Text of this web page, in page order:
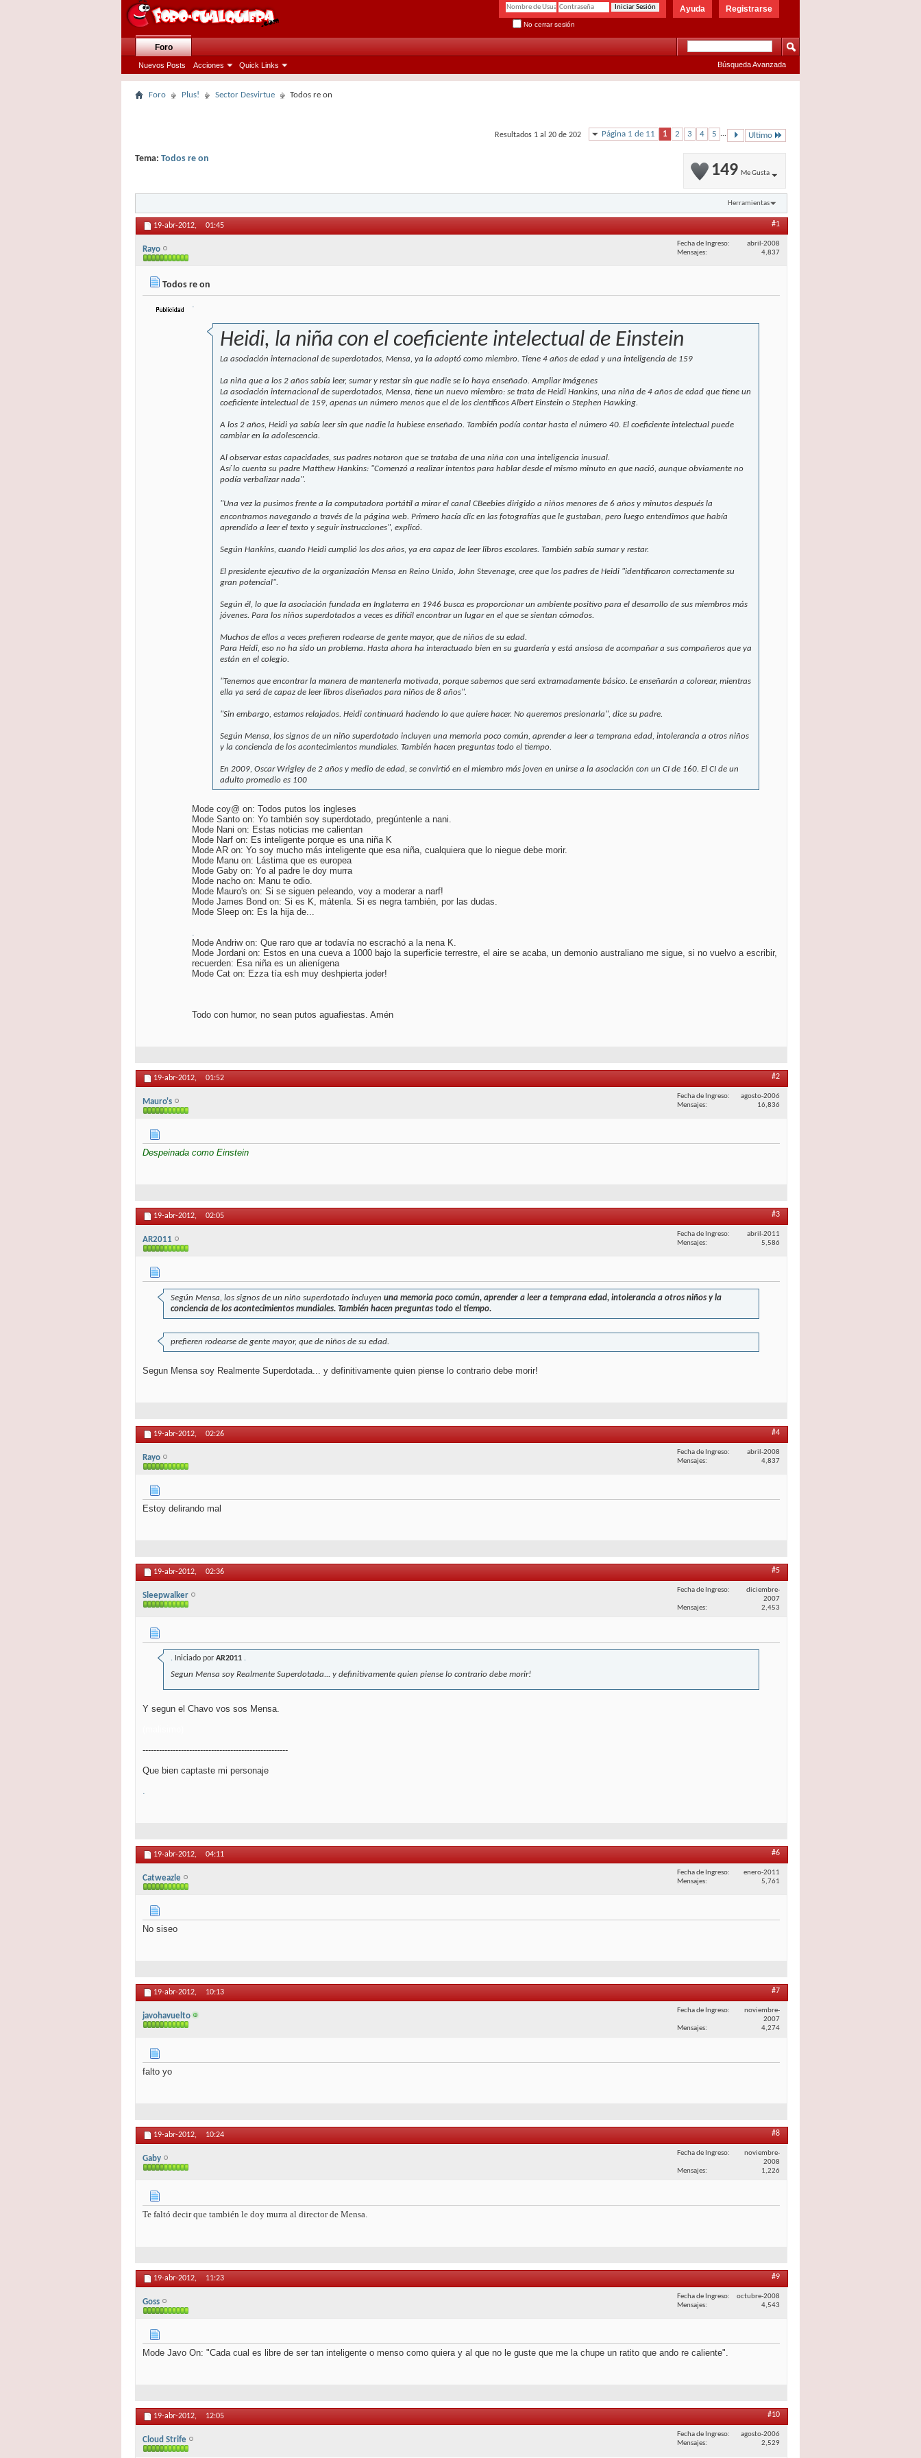
Registrarse
Ayuda
No cerrar sesión
Foro
Nuevos Posts Acciones Quick Links Búsqueda Avanzada
Foro Plus! Sector Desvirtue Todos re on
Página 1 de 11 1 2 3 4 5 ... Ultimo
Resultados 1 al 20 de 202
149 Me Gusta
Tema: Todos re on
Herramientas
19-abr-2012, 01:45 #1
Rayo
Fecha de Ingreso
abril-2008
Mensajes
4,837
Todos re on
.
Heidi, la niña con el coeficiente intelectual de Einstein
La asociación internacional de superdotados, Mensa, ya la adoptó como miembro. Tiene 4 años de edad y una inteligencia de 159
La niña que a los 2 años sabía leer, sumar y restar sin que nadie se lo haya enseñado. Ampliar Imágenes
La asociación internacional de superdotados, Mensa, tiene un nuevo miembro: se trata de Heidi Hankins, una niña de 4 años de edad que tiene un
coeficiente intelectual de 159, apenas un número menos que el de los científicos Albert Einstein o Stephen Hawking.
A los 2 años, Heidi ya sabía leer sin que nadie la hubiese enseñado. También podía contar hasta el número 40. El coeficiente intelectual puede
cambiar en la adolescencia.
Al observar estas capacidades, sus padres notaron que se trataba de una niña con una inteligencia inusual.
Así lo cuenta su padre Matthew Hankins: "Comenzó a realizar intentos para hablar desde el mismo minuto en que nació, aunque obviamente no
podía verbalizar nada".
"Una vez la pusimos frente a la computadora portátil a mirar el canal CBeebies dirigido a niños menores de 6 años y minutos después la
encontramos navegando a través de la página web. Primero hacía clic en las fotografías que le gustaban, pero luego entendimos que había
aprendido a leer el texto y seguir instrucciones", explicó.
Según Hankins, cuando Heidi cumplió los dos años, ya era capaz de leer libros escolares. También sabía sumar y restar.
El presidente ejecutivo de la organización Mensa en Reino Unido, John Stevenage, cree que los padres de Heidi "identificaron correctamente su
gran potencial".
Según él, lo que la asociación fundada en Inglaterra en 1946 busca es proporcionar un ambiente positivo para el desarrollo de sus miembros más
jóvenes. Para los niños superdotados a veces es difícil encontrar un lugar en el que se sientan cómodos.
Muchos de ellos a veces prefieren rodearse de gente mayor, que de niños de su edad.
Para Heidi, eso no ha sido un problema. Hasta ahora ha interactuado bien en su guardería y está ansiosa de acompañar a sus compañeros que ya
están en el colegio.
"Tenemos que encontrar la manera de mantenerla motivada, porque sabemos que será extramadamente básico. Le enseñarán a colorear, mientras
ella ya será de capaz de leer libros diseñados para niños de 8 años".
"Sin embargo, estamos relajados. Heidi continuará haciendo lo que quiere hacer. No queremos presionarla", dice su padre.
Según Mensa, los signos de un niño superdotado incluyen una memoria poco común, aprender a leer a temprana edad, intolerancia a otros niños
y la conciencia de los acontecimientos mundiales. También hacen preguntas todo el tiempo.
En 2009, Oscar Wrigley de 2 años y medio de edad, se convirtió en el miembro más joven en unirse a la asociación con un CI de 160. El CI de un
adulto promedio es 100
Mode coy@ on: Todos putos los ingleses
Mode Santo on: Yo también soy superdotado, pregúntenle a nani.
Mode Nani on: Estas noticias me calientan
Mode Narf on: Es inteligente porque es una niña K
Mode AR on: Yo soy mucho más inteligente que esa niña, cualquiera que lo niegue debe morir.
Mode Manu on: Lástima que es europea
Mode Gaby on: Yo al padre le doy murra
Mode nacho on: Manu te odio.
Mode Mauro's on: Si se siguen peleando, voy a moderar a narf!
Mode James Bond on: Si es K, mátenla. Si es negra también, por las dudas.
Mode Sleep on: Es la hija de...
.
Mode Andriw on: Que raro que ar todavía no escrachó a la nena K.
Mode Jordani on: Estos en una cueva a 1000 bajo la superficie terrestre, el aire se acaba, un demonio australiano me sigue, si no vuelvo a escribir,
recuerden: Esa niña es un alienígena
Mode Cat on: Ezza tía esh muy deshpierta joder!
Todo con humor, no sean putos aguafiestas. Amén
19-abr-2012, 01:52 #2
Mauro's
Fecha de Ingreso
agosto-2006
Mensajes
16,836
Despeinada como Einstein
19-abr-2012, 02:05 #3
AR2011
Fecha de Ingreso
abril-2011
Mensajes
5,586
Según Mensa, los signos de un niño superdotado incluyen una memoria poco común, aprender a leer a temprana edad, intolerancia a otros niños y la
conciencia de los acontecimientos mundiales. También hacen preguntas todo el tiempo.
prefieren rodearse de gente mayor, que de niños de su edad.
Segun Mensa soy Realmente Superdotada... y definitivamente quien piense lo contrario debe morir!
19-abr-2012, 02:26 #4
Rayo
Fecha de Ingreso
abril-2008
Mensajes
4,837
Estoy delirando mal
19-abr-2012, 02:36 #5
Sleepwalker
Fecha de Ingreso
diciembre-
2007
Mensajes
2,453
. Iniciado por AR2011 .
Segun Mensa soy Realmente Superdotada... y definitivamente quien piense lo contrario debe morir!
Y segun el Chavo vos sos Mensa.
-----------------------------------------------------
Que bien captaste mi personaje
.
19-abr-2012, 04:11 #6
Catweazle
Fecha de Ingreso
enero-2011
Mensajes
5,761
No siseo
19-abr-2012, 10:13 #7
javohavuelto
Fecha de Ingreso
noviembre-
2007
Mensajes
4,274
falto yo
19-abr-2012, 10:24 #8
Gaby
Fecha de Ingreso
noviembre-
2008
Mensajes
1,226
Te faltó decir que también le doy murra al director de Mensa.
19-abr-2012, 11:23 #9
Goss
Fecha de Ingreso
octubre-2008
Mensajes
4,543
Mode Javo On: "Cada cual es libre de ser tan inteligente o menso como quiera y al que no le guste que me la chupe un ratito que ando re caliente".
19-abr-2012, 12:05 #10
Cloud Strife
Fecha de Ingreso
agosto-2006
Mensajes
2,529